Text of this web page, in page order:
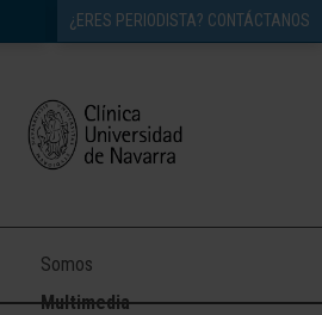
¿ERES PERIODISTA? CONTÁCTANOS
Somos
Multimedia